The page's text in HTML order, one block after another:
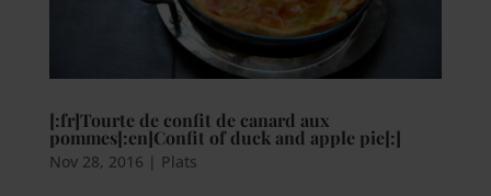
[:fr]Tourte de confit de canard aux
pommes[:en]Confit of duck and apple pie[:]
Nov 28, 2016 | Plats